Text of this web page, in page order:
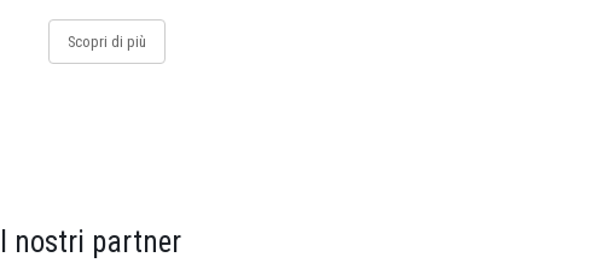
Scopri di più
I nostri partner